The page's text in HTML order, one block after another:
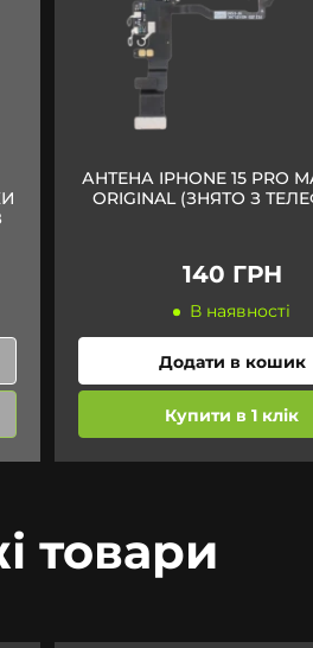
АНТЕНА IPHONE 15 PRO
ORIGINAL (ЗНЯТО З
140 ГРН
В наявності
Додати в кошик
Купити в 1 клік
товари